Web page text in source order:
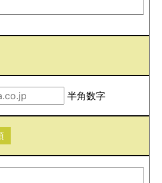
半角数字